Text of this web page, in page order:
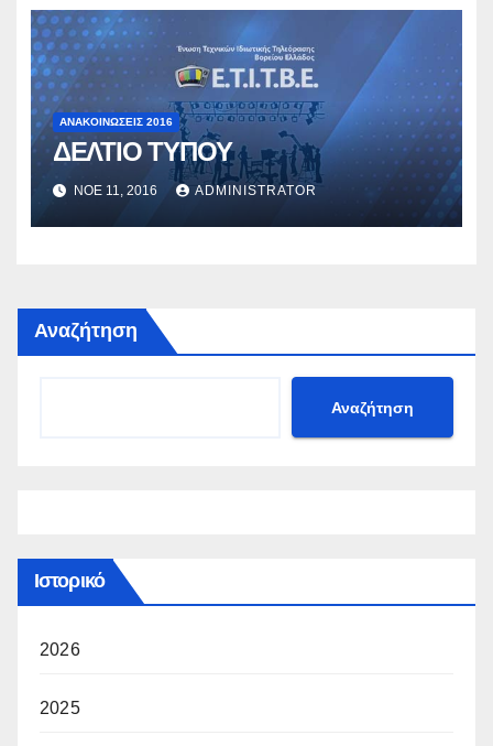
ΑΝΑΚΟΙΝΏΣΕΙΣ 2016
ΔΕΛΤΙΟ ΤΥΠΟΥ
ΝΟΈ 11, 2016 ADMINISTRATOR
Αναζήτηση
Αναζήτηση
Ιστορικό
2026
2025